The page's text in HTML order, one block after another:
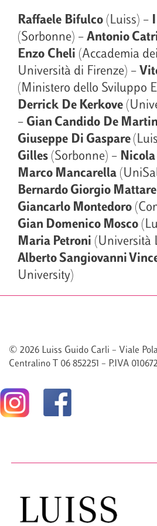
Raffaele Bifulco (Luiss) –
(Sorbonne) – Antonio
Enzo Cheli (Accademia
Università di Firenze) –
(Ministero dello Sviluppo
Derrick De Kerkove
– Gian Candido De Martin
Giuseppe Di Gaspare
Gilles (Sorbonne) –
Marco Mancarella
Bernardo Giorgio
Giancarlo Montedoro
Gian Domenico Mosco
Maria Petroni (Università
Alberto Sangiovanni
University)
© 2026 Luiss Guido Carli – Viale
Centralino T 06 852251 – P.IVA